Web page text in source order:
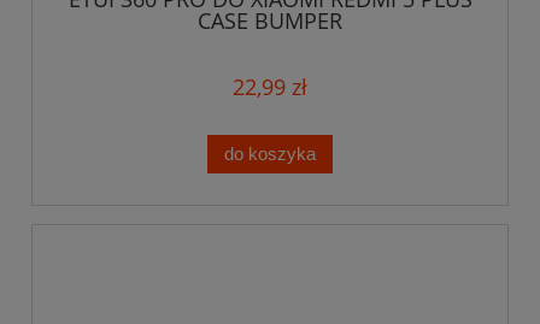
CASE BUMPER
22,99 zł
do koszyka